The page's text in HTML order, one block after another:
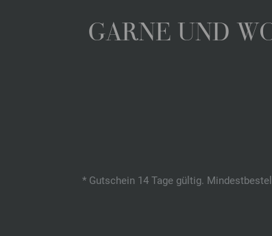
GARNE UND
* Gutschein 14 Tage gültig.